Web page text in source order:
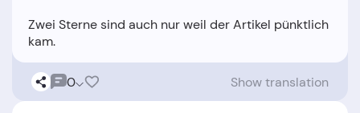
Zwei Sterne sind auch nur weil der Artikel pünktlich
0 Show translation